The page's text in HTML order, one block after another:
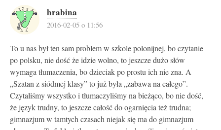
hrabina
2016-02-05 o 11:56
To u nas był ten sam problem w szkole polonijnej, bo czytanie
po polsku, nie dość że idzie wolno, to jeszcze dużo słów
wymaga tłumaczenia, bo dzieciak po prostu ich nie zna. A
„Szatan z siódmej klasy” to już była „zabawa na całego”.
Czytaliśmy wszystko i tłumaczyliśmy na bieżąco, bo nie dość,
że język trudny, to jeszcze całość do ogarnięcia też trudna;
gimnazjum w tamtych czasach niejak się ma do gimnazjum